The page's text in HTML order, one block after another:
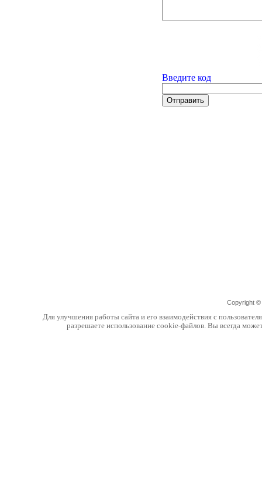
Введите код
Copyright ©
Для улучшения работы сайта и его взаимодействия с
разрешаете использование cookie-файлов. Вы всегда